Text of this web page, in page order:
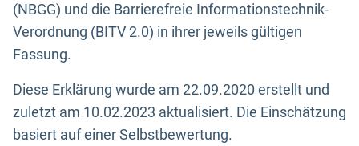
(NBGG) und die Barrierefreie Informationstechnik-
Verordnung (BITV 2.0) in ihrer jeweils gültigen
Fassung.
Diese Erklärung wurde am 22.09.2020 erstellt und
zuletzt am 10.02.2023 aktualisiert. Die Einschätzung
basiert auf einer Selbstbewertung.